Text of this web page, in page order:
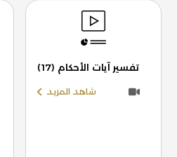
تفسير آيات الأحكام (17)
شاهد المزيد